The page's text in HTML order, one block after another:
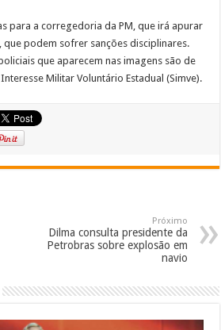
para a corregedoria da PM, que irá apurar
que podem sofrer sanções disciplinares.
que aparecem nas imagens são de
Militar Voluntário Estadual (Simve).
Próximo
Dilma consulta presidente da
Petrobras sobre explosão em
navio